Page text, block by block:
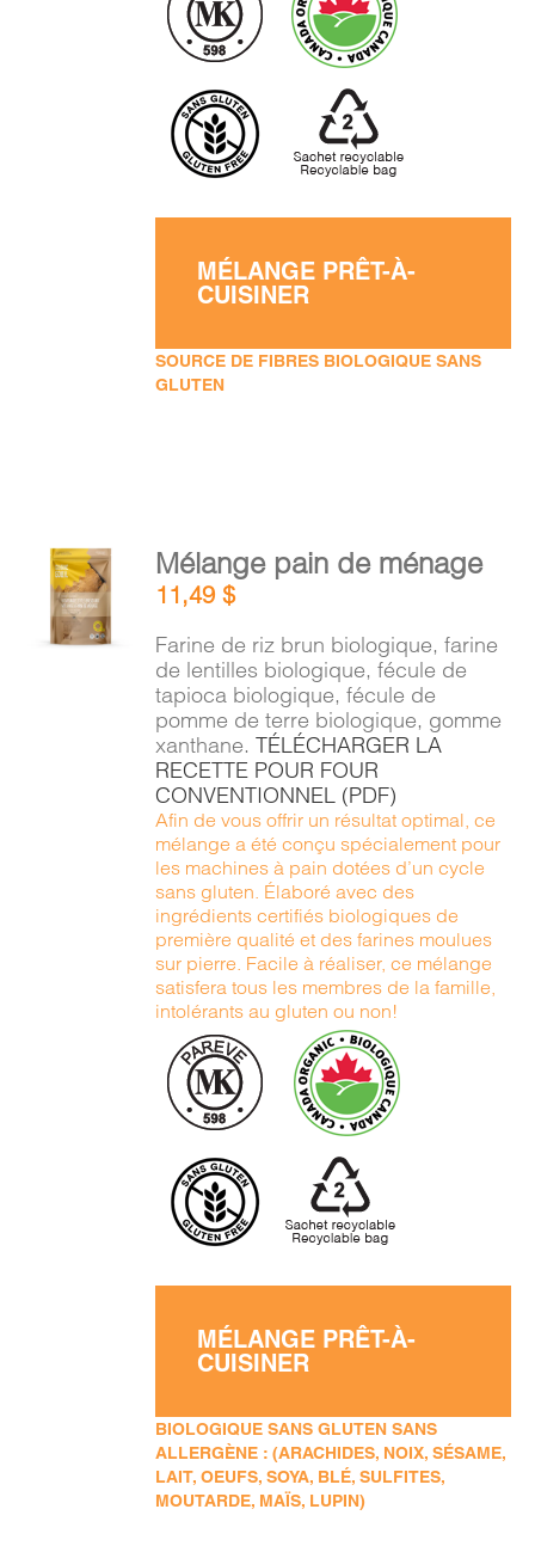
MÉLANGE PRÊT-À-
CUISINER
SOURCE DE FIBRES BIOLOGIQUE SANS
GLUTEN
AJOUTER
AU
PANIER
DÉTAILS
Mélange pain de ménage
11,49$
Farine de riz brun biologique, farine
de lentilles biologique, fécule de
tapioca biologique, fécule de
pomme de terre biologique, gomme
xanthane.TÉLÉCHARGER LA
RECETTE POUR FOUR
CONVENTIONNEL (PDF)
Afin de vous offrir un résultat optimal, ce
mélange a été conçu spécialement pour
les machines à pain dotées d’un cycle
sans gluten. Élaboré avec des
ingrédients certifiés biologiques de
première qualité et des farines moulues
sur pierre. Facile à réaliser, ce mélange
satisfera tous les membres de la famille,
intolérants au gluten ou non!
MÉLANGE PRÊT-À-
CUISINER
BIOLOGIQUE SANS GLUTEN SANS
ALLERGÈNE : (ARACHIDES, NOIX, SÉSAME,
LAIT, OEUFS, SOYA, BLÉ, SULFITES,
MOUTARDE, MAÏS, LUPIN)